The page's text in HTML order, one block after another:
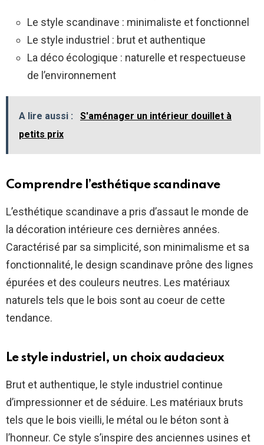
Le style scandinave : minimaliste et fonctionnel
Le style industriel : brut et authentique
La déco écologique : naturelle et respectueuse
de l’environnement
A lire aussi :
S'aménager un intérieur douillet à
petits prix
Comprendre l’esthétique scandinave
L’esthétique scandinave a pris d’assaut le monde de
la décoration intérieure ces dernières années.
Caractérisé par sa simplicité, son minimalisme et sa
fonctionnalité, le design scandinave prône des lignes
épurées et des couleurs neutres. Les matériaux
naturels tels que le bois sont au coeur de cette
tendance.
Le style industriel, un choix audacieux
Brut et authentique, le style industriel continue
d’impressionner et de séduire. Les matériaux bruts
tels que le bois vieilli, le métal ou le béton sont à
l’honneur. Ce style s’inspire des anciennes usines et